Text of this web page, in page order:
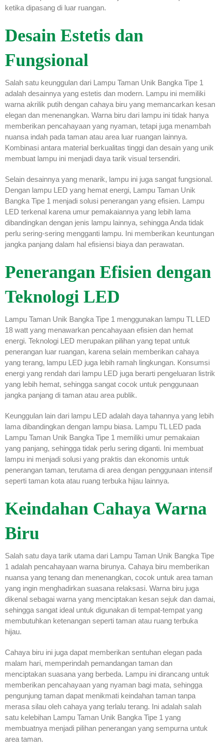
ketika dipasang di luar ruangan.
Desain Estetis dan
Fungsional
Salah satu keunggulan dari Lampu Taman Unik Bangka Tipe 1
adalah desainnya yang estetis dan modern. Lampu ini memiliki
warna akrilik putih dengan cahaya biru yang memancarkan kesan
elegan dan menenangkan. Warna biru dari lampu ini tidak hanya
memberikan pencahayaan yang nyaman, tetapi juga menambah
nuansa indah pada taman atau area luar ruangan lainnya.
Kombinasi antara material berkualitas tinggi dan desain yang unik
membuat lampu ini menjadi daya tarik visual tersendiri.
Selain desainnya yang menarik, lampu ini juga sangat fungsional.
Dengan lampu LED yang hemat energi, Lampu Taman Unik
Bangka Tipe 1 menjadi solusi penerangan yang efisien. Lampu
LED terkenal karena umur pemakaiannya yang lebih lama
dibandingkan dengan jenis lampu lainnya, sehingga Anda tidak
perlu sering-sering mengganti lampu. Ini memberikan keuntungan
jangka panjang dalam hal efisiensi biaya dan perawatan.
Penerangan Efisien dengan
Teknologi LED
Lampu Taman Unik Bangka Tipe 1 menggunakan lampu TL LED
18 watt yang menawarkan pencahayaan efisien dan hemat
energi. Teknologi LED merupakan pilihan yang tepat untuk
penerangan luar ruangan, karena selain memberikan cahaya
yang terang, lampu LED juga lebih ramah lingkungan. Konsumsi
energi yang rendah dari lampu LED juga berarti pengeluaran listrik
yang lebih hemat, sehingga sangat cocok untuk penggunaan
jangka panjang di taman atau area publik.
Keunggulan lain dari lampu LED adalah daya tahannya yang lebih
lama dibandingkan dengan lampu biasa. Lampu TL LED pada
Lampu Taman Unik Bangka Tipe 1 memiliki umur pemakaian
yang panjang, sehingga tidak perlu sering diganti. Ini membuat
lampu ini menjadi solusi yang praktis dan ekonomis untuk
penerangan taman, terutama di area dengan penggunaan intensif
seperti taman kota atau ruang terbuka hijau lainnya.
Keindahan Cahaya Warna
Biru
Salah satu daya tarik utama dari Lampu Taman Unik Bangka Tipe
1 adalah pencahayaan warna birunya. Cahaya biru memberikan
nuansa yang tenang dan menenangkan, cocok untuk area taman
yang ingin menghadirkan suasana relaksasi. Warna biru juga
dikenal sebagai warna yang menciptakan kesan sejuk dan damai,
sehingga sangat ideal untuk digunakan di tempat-tempat yang
membutuhkan ketenangan seperti taman atau ruang terbuka
hijau.
Cahaya biru ini juga dapat memberikan sentuhan elegan pada
malam hari, memperindah pemandangan taman dan
menciptakan suasana yang berbeda. Lampu ini dirancang untuk
memberikan pencahayaan yang nyaman bagi mata, sehingga
pengunjung taman dapat menikmati keindahan taman tanpa
merasa silau oleh cahaya yang terlalu terang. Ini adalah salah
satu kelebihan Lampu Taman Unik Bangka Tipe 1 yang
membuatnya menjadi pilihan penerangan yang sempurna untuk
area taman.